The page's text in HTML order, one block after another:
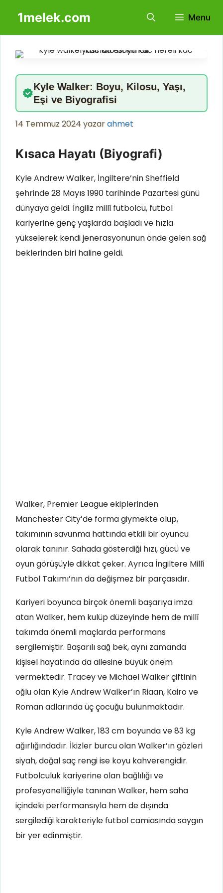
1melek.com Menu
Kyle Walker: Boyu, Kilosu, Yaşı,
Eşi ve Biyografisi
14 Temmuz 2024yazarahmet
Kısaca Hayatı (Biyografi)
Kyle Andrew Walker, İngiltere’nin Sheffield
şehrinde 28 Mayıs 1990 tarihinde Pazartesi günü
dünyaya geldi. İngiliz millî futbolcu, futbol
kariyerine genç yaşlarda başladı ve hızla
yükselerek kendi jenerasyonunun önde gelen sağ
beklerinden biri haline geldi.
Walker, Premier League ekiplerinden
Manchester City’de forma giymekte olup,
takımının savunma hattında etkili bir oyuncu
olarak tanınır. Sahada gösterdiği hızı, gücü ve
oyun görüşüyle dikkat çeker. Ayrıca İngiltere Millî
Futbol Takımı’nın da değişmez bir parçasıdır.
Kariyeri boyunca birçok önemli başarıya imza
atan Walker, hem kulüp düzeyinde hem de millî
takımda önemli maçlarda performans
sergilemiştir. Başarılı sağ bek, aynı zamanda
kişisel hayatında da ailesine büyük önem
vermektedir. Tracey ve Michael Walker çiftinin
oğlu olan Kyle Andrew Walker’ın Riaan, Kairo ve
Roman adlarında üç çocuğu bulunmaktadır.
Kyle Andrew Walker, 183 cm boyunda ve 83 kg
ağırlığındadır. İkizler burcu olan Walker’ın gözleri
siyah, doğal saç rengi ise koyu kahverengidir.
Futbolculuk kariyerine olan bağlılığı ve
profesyonelliğiyle tanınan Walker, hem saha
içindeki performansıyla hem de dışında
sergilediği karakteriyle futbol camiasında saygın
bir yer edinmiştir.